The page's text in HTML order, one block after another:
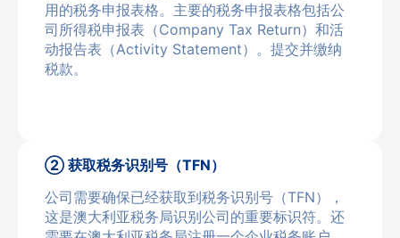
用的税务申报表格。主要的税务申报表格包括公
司所得税申报表（Company Tax Return）和活
动报告表（Activity Statement）。提交并缴纳
税款。
② 获取税务识别号（TFN）
公司需要确保已经获取到税务识别号（TFN），
这是澳大利亚税务局识别公司的重要标识符。还